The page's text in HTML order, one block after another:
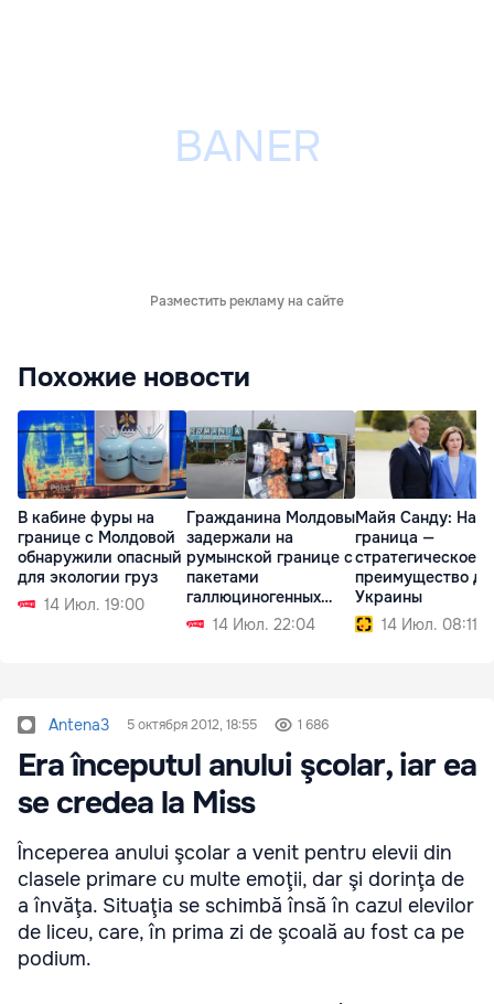
Разместить рекламу на сайте
Похожие новости
В кабине фуры на
границе с Молдовой
обнаружили опасный
для экологии груз
14 Июл. 19:00
Гражданина Молдовы
задержали на
румынской границе с
пакетами
галлюциногенных
грибов14 Июл. 22:04
Майя Санду:
граница —
стратегическое
преимущество
Украины
14 Июл. 08:11
Antena3 5 октября 2012, 18:55 1 686
Era începutul anului şcolar, iar ea
se credea la Miss
Începerea anului şcolar a venit pentru elevii din
clasele primare cu multe emoţii, dar şi dorinţa de
a învăţa. Situaţia se schimbă însă în cazul elevilor
de liceu, care, în prima zi de şcoală au fost ca pe
podium.